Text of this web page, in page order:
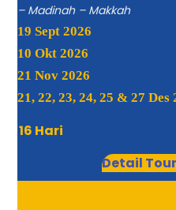
– Madinah – Makkah
19 Sept 2026
10 Okt 2026
21 Nov 2026
21, 22, 23, 24, 25 & 27 Des
16 Hari
Detail Tour